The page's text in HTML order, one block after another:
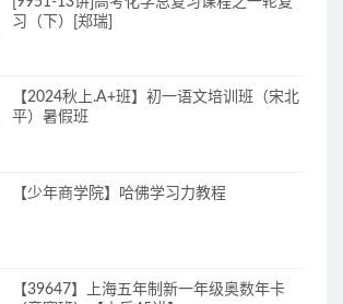
习（下）[郑瑞]
【2024秋上.A+班】初一语文培训班（宋北
平）暑假班
【少年商学院】哈佛学习力教程
【39647】上海五年制新一年级奥数年卡